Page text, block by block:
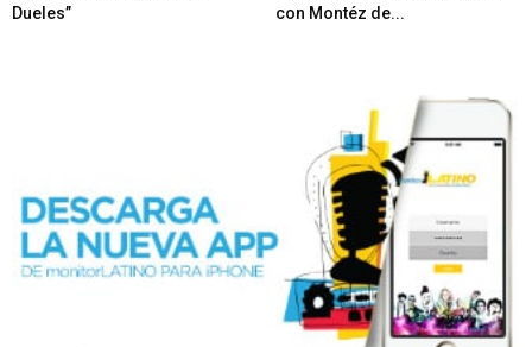
Dueles”
con Montéz de...